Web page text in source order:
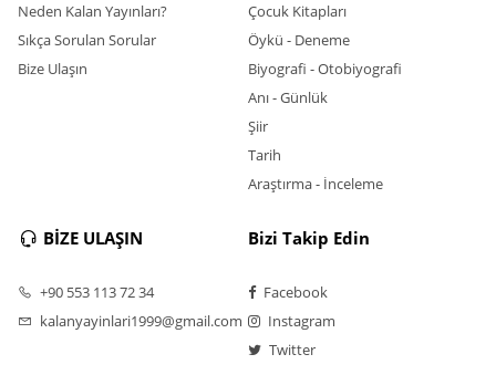
Neden Kalan Yayınları?
Sıkça Sorulan Sorular
Bize Ulaşın
Çocuk Kitapları
Öykü - Deneme
Biyografi - Otobiyografi
Anı - Günlük
Şiir
Tarih
Araştırma - İnceleme
BİZE ULAŞIN
+90 553 113 72 34
kalanyayinlari1999@gmail.com
Bizi Takip Edin
Facebook
Instagram
Twitter